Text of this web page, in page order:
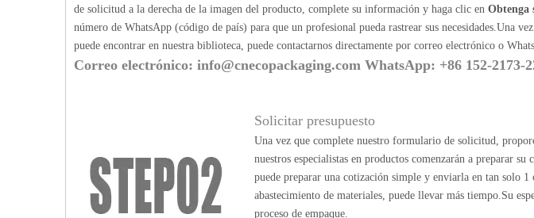
de solicitud a la derecha de la imagen del producto, complete su información y haga clic en Obtenga
número de WhatsApp (código de país) para que un profesional pueda rastrear sus necesidades.Una
puede encontrar en nuestra biblioteca, puede contactarnos directamente por correo electrónico o
Correo electrónico: info@cnecopackaging.com WhatsApp: +86 152-2173-
Solicitar presupuesto
Una vez que complete nuestro formulario de solicitud,
nuestros especialistas en productos comenzarán a preparar
puede preparar una cotización simple y enviarla en tan solo
abastecimiento de materiales, puede llevar más tiempo.Su
proceso de empaque.